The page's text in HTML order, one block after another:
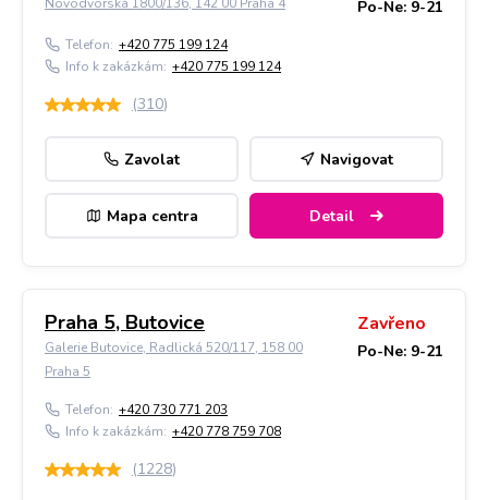
Po-Ne: 9-21
Telefon: +420 775 199 124
Info k zakázkám: +420 775 199 124
(310)
Zavolat Navigovat
Mapa centra Detail
Praha 5, Butovice
Galerie Butovice, Radlická 520/117, 158 00
Praha 5
Zavřeno
Po-Ne: 9-21
Telefon: +420 730 771 203
Info k zakázkám: +420 778 759 708
(1228)